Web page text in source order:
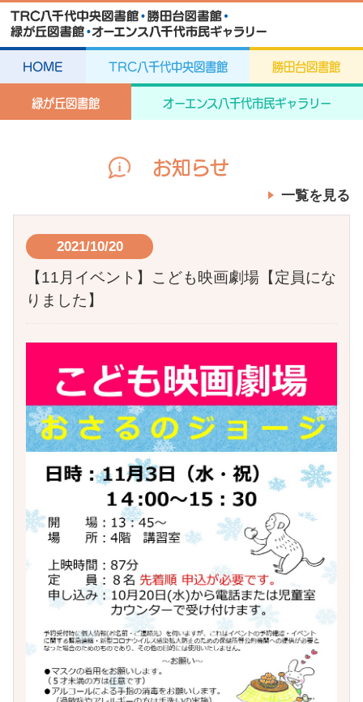
HOME TRC八千代中央図書館 勝田台図書館
緑が丘図書館 オーエンス八千代市民ギャラリー
お知らせ
一覧を見る
2021/10/20
【11月イベント】こども映画劇場【定員にな
りました】